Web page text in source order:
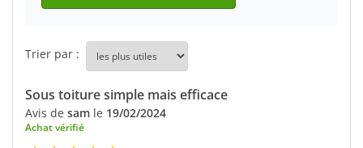
Trier par :
Sous toiture simple mais efficace
Avis de sam le 19/02/2024
Achat vérifié